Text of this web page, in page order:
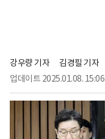
강우량 기자
김경필 기자
업데이트 2025.01.08. 15:06